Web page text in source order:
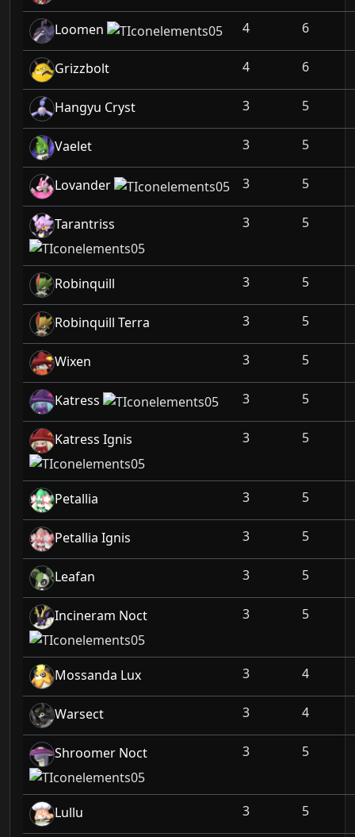
Loomen 4 6
Grizzbolt 4 6
Hangyu Cryst 3 5
Vaelet 3 5
Lovander 3 5
Tarantriss 3 5
Robinquill 3 5
Robinquill Terra 3 5
Wixen 3 5
Katress 3 5
Katress Ignis 3 5
Petallia 3 5
Petallia Ignis 3 5
Leafan 3 5
Incineram Noct 3 5
Mossanda Lux 3 4
Warsect 3 4
Shroomer Noct 3 5
Lullu 3 5